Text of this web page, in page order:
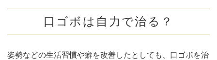
口ゴボは自力で治る？
姿勢などの生活習慣や癖を改善したとしても、口ゴボを治